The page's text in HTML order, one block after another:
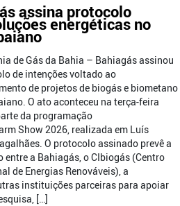
assina protocolo
energéticas no
de Gás da Bahia – Bahiagás assinou
de intenções voltado ao
de projetos de biogás e biometano
O ato aconteceu na terça-feira
da programação
Show 2026, realizada em Luís
O protocolo assinado prevê a
entre a Bahiagás, o CIbiogás (Centro
de Energias Renováveis), a
instituições parceiras para apoiar
[…]